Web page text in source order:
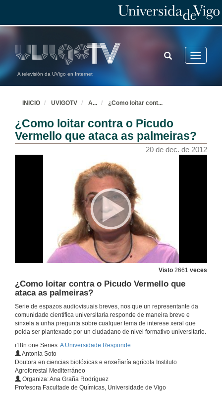
A televisión da UVigo en Internet
Toggle
TOGGLE
SEARCH
INICIO UVIGOTV A... ¿Como loitar cont...
¿Como loitar contra o Picudo
Vermello que ataca as palmeiras?
20 de dec. de 2012
Visto 2661 veces
¿Como loitar contra o Picudo Vermello que
ataca as palmeiras?
Serie de espazos audiovisuais breves, nos que un representante da
comunidade científica universitaria responde de maneira breve e
sinxela a unha pregunta sobre cualquer tema de interese xeral que
poida ser plantexado por un ciudadano de nivel formativo universitario.
i18n.one.Series:A Universidade Responde
Antonia Soto
Doutora en ciencias biolóxicas e enxeñaría agrícola Instituto
Agroforestal Mediterráneo
Organiza: Ana Graña Rodríguez
Profesora Facultade de Químicas, Universidade de Vigo